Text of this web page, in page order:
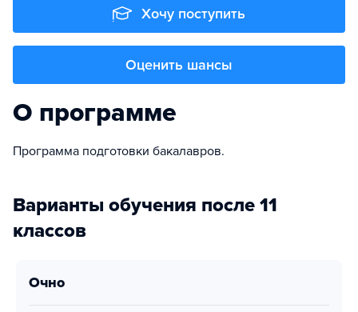
Хочу поступить
Оценить шансы
О программе
Программа подготовки бакалавров.
Варианты обучения после 11
классов
очно